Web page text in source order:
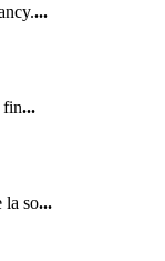
...
fin...
la so...